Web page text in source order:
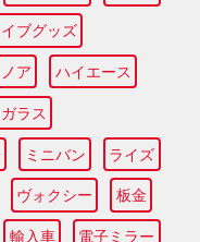
イブグッズ
ノア ハイエース
ラス
ミニバン ライズ
ヴォクシー 板金
輸入車 電子ミラー